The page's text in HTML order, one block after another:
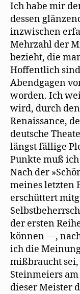
Ich habe mir
dessen
inzwischen
Mehrzahl der
bezieht, die
Hoffentlich
Abendgagen
worden. Ich
wird, durch
Renaissance,
deutsche
längst fällige
Punkte muß
Nach der
meines letzten
erschüttert
der ersten
können —,
ich die
mißbraucht
Steinmeiers
dieser Meister